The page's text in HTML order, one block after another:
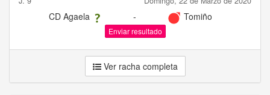
CD Agaela - Tomiño
Enviar resultado
Ver racha completa